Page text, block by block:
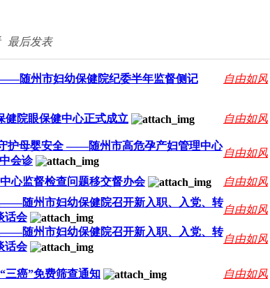
最后发表
随州市妇幼保健院纪委半年监督侧记 自由如风
健院眼保健中心正式成立 自由如风
护母婴安全 ——随州市高危孕产妇管理中心
会诊
自由如风
心监督检查问题移交督办会
自由如风
——随州市妇幼保健院召开新入职、入党、转
话会
自由如风
——随州市妇幼保健院召开新入职、入党、转
话会
自由如风
三癌”免费筛查通知 自由如风